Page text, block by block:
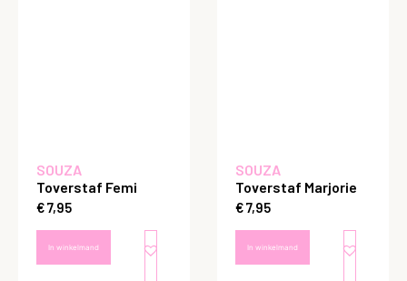
SOUZA
Toverstaf Femi
€7,95
In winkelmand
SOUZA
Toverstaf Marjorie
€7,95
In winkelmand